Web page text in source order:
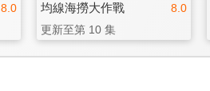
8.0 8.0
均線海撈大作戰
更新至第 10 集